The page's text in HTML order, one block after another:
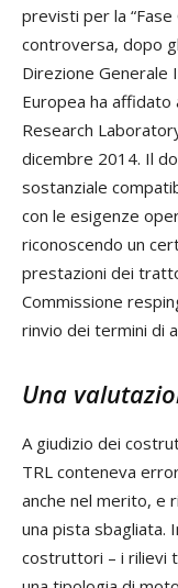
previsti per la
controversa, dopo
Direzione Generale
Europea ha
Research
dicembre 2014. Il
sostanziale
con le esigenze
riconoscendo un
prestazioni dei
Commissione
rinvio dei termini di
Una
A giudizio dei
TRL conteneva
anche nel merito, e
una pista sbagliata.
costruttori – i rilievi